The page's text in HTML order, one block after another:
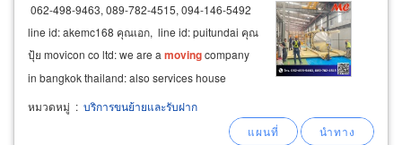
062-498-9463, 089-782-4515, 094-146-5492
line id: akemc168 คุณเอก, line id: puitundai คุณ
ปุ้ย movicon co ltd: we are a movingcompany
in bangkok thailand: also services house
, office moving
office and household
removals, both local and overseas packing,
หมวดหมู่ : บริการขนย้ายและรับฝาก